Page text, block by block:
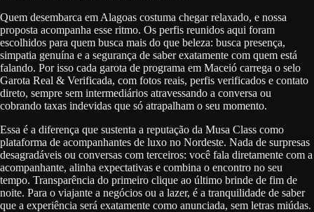
Quem desembarca em Alagoas costuma chegar relaxado, e nossa
proposta acompanha esse ritmo. Os perfis reunidos aqui foram
escolhidos para quem busca mais do que beleza: busca presença,
simpatia genuína e a segurança de saber exatamente com quem está
falando. Por isso cada garota de programa em Maceió carrega o selo
Garota Real & Verificada, com fotos reais, perfis verificados e contato
direto, sempre sem intermediários atravessando a conversa ou
cobrando taxas indevidas que só atrapalham o seu momento.
Essa é a diferença que sustenta a reputação da Musa Class como
plataforma de acompanhantes de luxo no Nordeste. Nada de surpresas
desagradáveis ou conversas com terceiros: você fala diretamente com a
acompanhante, alinha expectativas e combina o encontro no seu
tempo. Transparência do primeiro clique ao último brinde de fim de
noite. Para o viajante a negócios ou a lazer, é a tranquilidade de saber
que a experiência será exatamente como anunciada, sem letras miúdas.